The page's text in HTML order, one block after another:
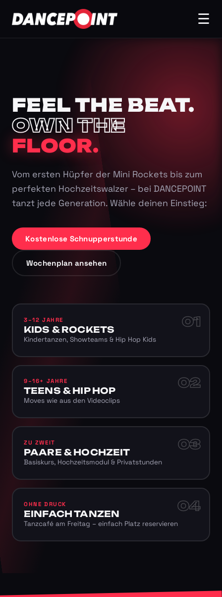
☰
FEEL THE BEAT.
OWN THE
FLOOR.
Vom ersten Hüpfer der Mini Rockets bis zum
perfekten Hochzeitswalzer – bei DANCEPOINT
tanzt jede Generation. Wähle deinen Einstieg:
Kostenlose Schnupperstunde
Wochenplan ansehen
01
3–12 JAHRE
KIDS & ROCKETS
Kindertanzen, Showteams & Hip Hop Kids
02
9–16+ JAHRE
TEENS & HIP HOP
Moves wie aus den Videoclips
03
ZU ZWEIT
PAARE & HOCHZEIT
Basiskurs, Hochzeitsmodul & Privatstunden
04
OHNE DRUCK
EINFACH TANZEN
Tanzcafé am Freitag – einfach Platz reservieren